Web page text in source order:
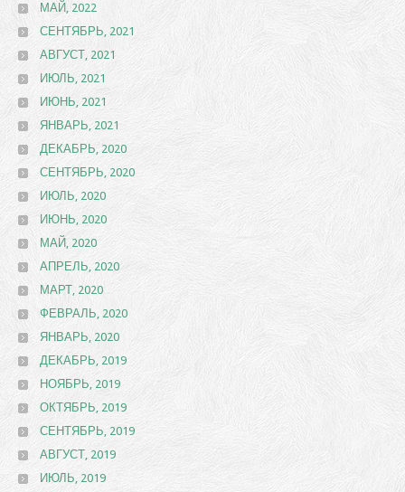
МАЙ, 2022
СЕНТЯБРЬ, 2021
АВГУСТ, 2021
ИЮЛЬ, 2021
ИЮНЬ, 2021
ЯНВАРЬ, 2021
ДЕКАБРЬ, 2020
СЕНТЯБРЬ, 2020
ИЮЛЬ, 2020
ИЮНЬ, 2020
МАЙ, 2020
АПРЕЛЬ, 2020
МАРТ, 2020
ФЕВРАЛЬ, 2020
ЯНВАРЬ, 2020
ДЕКАБРЬ, 2019
НОЯБРЬ, 2019
ОКТЯБРЬ, 2019
СЕНТЯБРЬ, 2019
АВГУСТ, 2019
ИЮЛЬ, 2019